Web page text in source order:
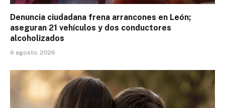
Denuncia ciudadana frena arrancones en León;
aseguran 21 vehículos y dos conductores
alcoholizados
6 agosto, 2026